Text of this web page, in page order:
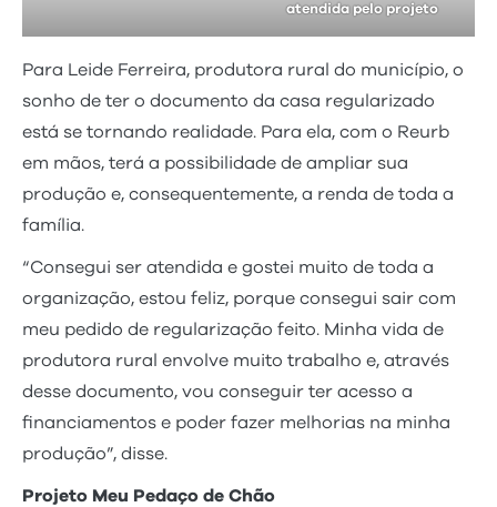
atendida pelo projeto
Para Leide Ferreira, produtora rural do município, o
sonho de ter o documento da casa regularizado
está se tornando realidade. Para ela, com o Reurb
em mãos, terá a possibilidade de ampliar sua
produção e, consequentemente, a renda de toda a
família.
“Consegui ser atendida e gostei muito de toda a
organização, estou feliz, porque consegui sair com
meu pedido de regularização feito. Minha vida de
produtora rural envolve muito trabalho e, através
desse documento, vou conseguir ter acesso a
financiamentos e poder fazer melhorias na minha
produção”, disse.
Projeto Meu Pedaço de Chão